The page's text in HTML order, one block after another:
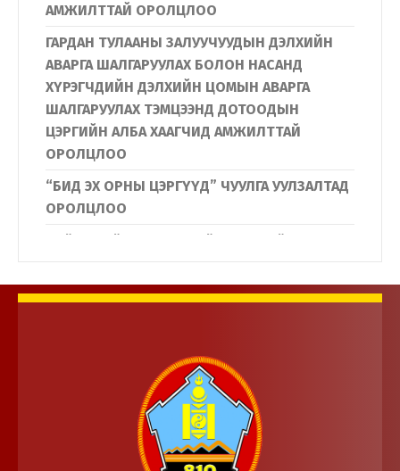
АМЖИЛТТАЙ ОРОЛЦЛОО
ГАРДАН ТУЛААНЫ ЗАЛУУЧУУДЫН ДЭЛХИЙН
АВАРГА ШАЛГАРУУЛАХ БОЛОН НАСАНД
ХҮРЭГЧДИЙН ДЭЛХИЙН ЦОМЫН АВАРГА
ШАЛГАРУУЛАХ ТЭМЦЭЭНД ДОТООДЫН
ЦЭРГИЙН АЛБА ХААГЧИД АМЖИЛТТАЙ
ОРОЛЦЛОО
“БИД ЭХ ОРНЫ ЦЭРГҮҮД” ЧУУЛГА УУЛЗАЛТАД
ОРОЛЦЛОО
Нийслэлийн Дүүргүүдийн Иргэдийн
Дотоодын цэргийн байгууллагын үйл
ажиллагаатай танилцлаа.